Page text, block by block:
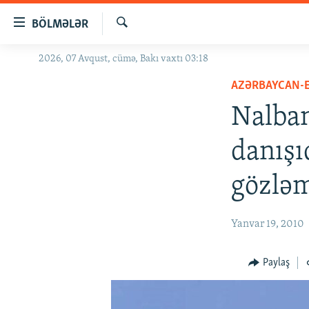
BÖLMƏLƏR
GÜNDƏM
Axtar
2026, 07 Avqust, cümə, Bakı vaxtı 03:18
Yanvar 19, 2010
Paylaş